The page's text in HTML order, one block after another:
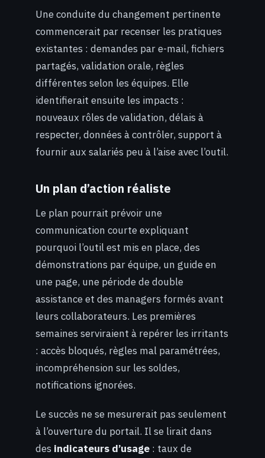
Une conduite du changement pertinente
commencerait par recenser les pratiques
existantes : demandes par e-mail, fichiers
partagés, validation orale, règles
différentes selon les équipes. Elle
identifierait ensuite les impacts :
nouveaux rôles de validation, délais à
respecter, données à contrôler, support à
fournir aux salariés peu à l’aise avec l’outil.
Un plan d’action réaliste
Le plan pourrait prévoir une
communication courte expliquant
pourquoi l’outil est mis en place, des
démonstrations par équipe, un guide en
une page, une période de double
assistance et des managers formés avant
leurs collaborateurs. Les premières
semaines serviraient à repérer les irritants
: accès bloqués, règles mal paramétrées,
incompréhension sur les soldes,
notifications ignorées.
Le succès ne se mesurerait pas seulement
à l’ouverture du portail. Il se lirait dans
des indicateurs d’usage : taux de